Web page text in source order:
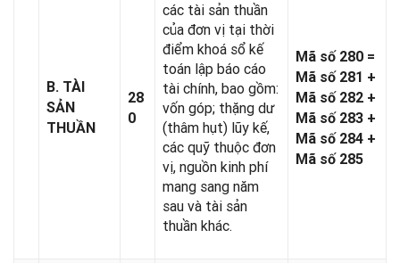
B. TÀI
SẢN
THUẦN
28
0
các tài sản thuần
của đơn vị tại thời
điểm khoá sổ kế
toán lập báo cáo
tài chính, bao gồm:
vốn góp; thặng dư
(thâm hụt) lũy kế,
các quỹ thuộc đơn
vị, nguồn kinh phí
mang sang năm
sau và tài sản
thuần khác.
Mã số 280 =
Mã số 281 +
Mã số 282 +
Mã số 283 +
Mã số 284 +
Mã số 285